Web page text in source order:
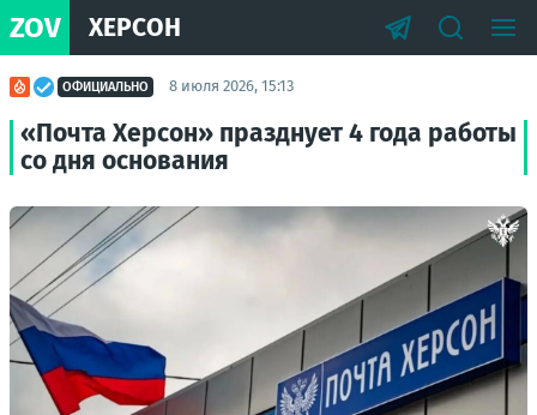
ZOV ХЕРСОН
ОФИЦИАЛЬНО 8 июля 2026, 15:13
«Почта Херсон» празднует 4 года работы
со дня основания